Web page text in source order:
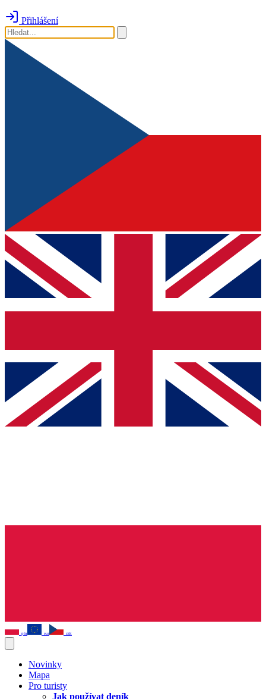
Přihlášení
pln eur czk
Novinky
Mapa
Pro turisty
Jak používat deník